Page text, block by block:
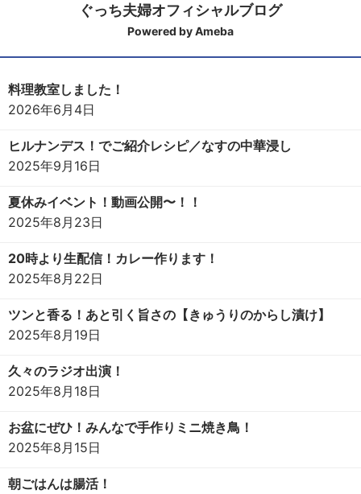
ぐっち夫婦オフィシャルブログ
Powered by Ameba
料理教室しました！
2026年6月4日
ヒルナンデス！でご紹介レシピ／なすの中華浸し
2025年9月16日
夏休みイベント！動画公開〜！！
2025年8月23日
20時より生配信！カレー作ります！
2025年8月22日
ツンと香る！あと引く旨さの【きゅうりのからし漬け】
2025年8月19日
久々のラジオ出演！
2025年8月18日
お盆にぜひ！みんなで手作りミニ焼き鳥！
2025年8月15日
朝ごはんは腸活！